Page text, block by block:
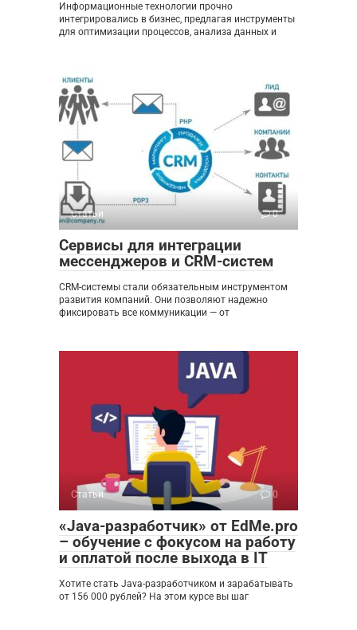
Информационные технологии прочно
интегрировались в бизнес, предлагая инструменты
для оптимизации процессов, анализа данных и
Статьи 0
Сервисы для интеграции
мессенджеров и CRM-систем
CRM-системы стали обязательным инструментом
развития компаний. Они позволяют надежно
фиксировать все коммуникации — от
Статьи 0
«Java-разработчик» от EdMe.pro
– обучение с фокусом на работу
и оплатой после выхода в IT
Хотите стать Java-разработчиком и зарабатывать
от 156 000 рублей? На этом курсе вы шаг